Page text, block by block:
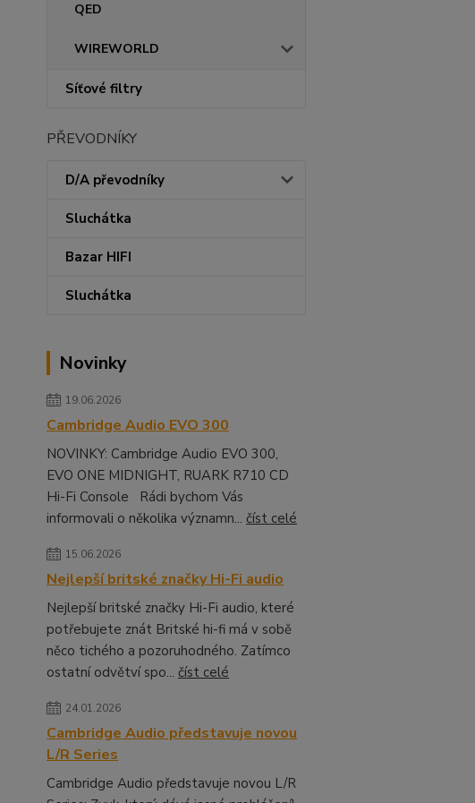
QED
WIREWORLD
Síťové filtry
PŘEVODNÍKY
D/A převodníky
Sluchátka
Bazar HIFI
Sluchátka
Novinky
19.06.2026
Cambridge Audio EVO 300
NOVINKY: Cambridge Audio EVO 300,
EVO ONE MIDNIGHT, RUARK R710 CD
Hi-Fi Console Rádi bychom Vás
informovali o několika významn... číst celé
15.06.2026
Nejlepší britské značky Hi-Fi audio
Nejlepší britské značky Hi-Fi audio, které
potřebujete znát Britské hi-fi má v sobě
něco tichého a pozoruhodného. Zatímco
ostatní odvětví spo... číst celé
24.01.2026
Cambridge Audio představuje novou
L/R Series
Cambridge Audio představuje novou L/R